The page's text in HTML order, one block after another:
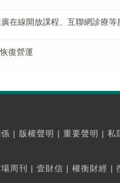
在線開放課程、互聯網診療等
復營運
| 版權聲明 | 重要聲明 | 私
周刊 | 壹財信 | 權衡財經 |